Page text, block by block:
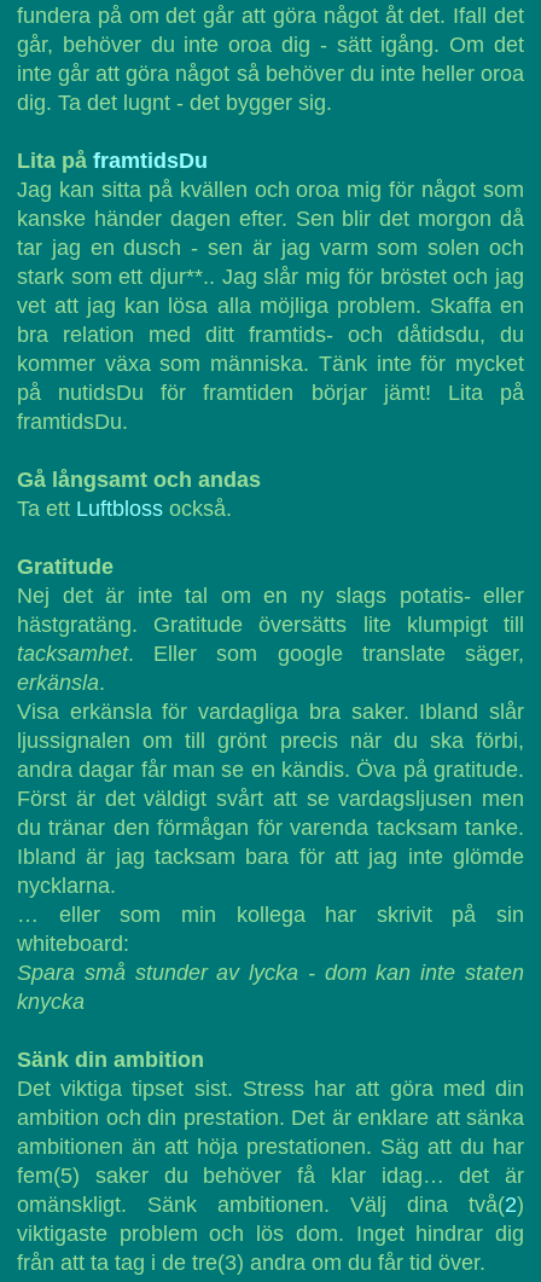
fundera på om det går att göra något åt det. Ifall det
går, behöver du inte oroa dig - sätt igång. Om det
inte går att göra något så behöver du inte heller oroa
dig. Ta det lugnt - det bygger sig.
Lita på framtidsDu
Jag kan sitta på kvällen och oroa mig för något som
kanske händer dagen efter. Sen blir det morgon då
tar jag en dusch - sen är jag varm som solen och
stark som ett djur**.. Jag slår mig för bröstet och jag
vet att jag kan lösa alla möjliga problem. Skaffa en
bra relation med ditt framtids- och dåtidsdu, du
kommer växa som människa. Tänk inte för mycket
på nutidsDu för framtiden börjar jämt! Lita på
framtidsDu.
Gå långsamt och andas
Ta ett Luftbloss också.
Gratitude
Nej det är inte tal om en ny slags potatis- eller
hästgratäng. Gratitude översätts lite klumpigt till
tacksamhet. Eller som google translate säger,
erkänsla.
Visa erkänsla för vardagliga bra saker. Ibland slår
ljussignalen om till grönt precis när du ska förbi,
andra dagar får man se en kändis. Öva på gratitude.
Först är det väldigt svårt att se vardagsljusen men
du tränar den förmågan för varenda tacksam tanke.
Ibland är jag tacksam bara för att jag inte glömde
nycklarna.
… eller som min kollega har skrivit på sin
whiteboard:
Spara små stunder av lycka - dom kan inte staten
knycka
Sänk din ambition
Det viktiga tipset sist. Stress har att göra med din
ambition och din prestation. Det är enklare att sänka
ambitionen än att höja prestationen. Säg att du har
fem(5) saker du behöver få klar idag… det är
omänskligt. Sänk ambitionen. Välj dina två(2)
viktigaste problem och lös dom. Inget hindrar dig
från att ta tag i de tre(3) andra om du får tid över.